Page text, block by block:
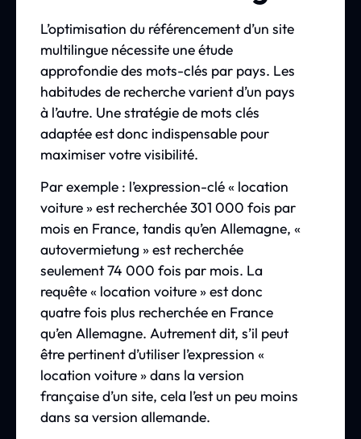
L’optimisation du référencement d’un site
multilingue nécessite une étude
approfondie des mots-clés par pays. Les
habitudes de recherche varient d’un pays
à l’autre. Une stratégie de mots clés
adaptée est donc indispensable pour
maximiser votre visibilité.
Par exemple : l’expression-clé « location
voiture » est recherchée 301 000 fois par
mois en France, tandis qu’en Allemagne, «
autovermietung » est recherchée
seulement 74 000 fois par mois. La
requête « location voiture » est donc
quatre fois plus recherchée en France
qu’en Allemagne. Autrement dit, s’il peut
être pertinent d’utiliser l’expression «
location voiture » dans la version
française d’un site, cela l’est un peu moins
dans sa version allemande.